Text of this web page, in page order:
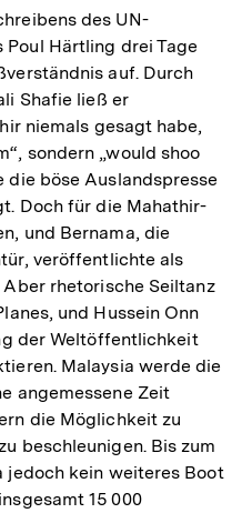
des UN-
Härtling drei Tage
auf. Durch
Shafie ließ er
niemals gesagt habe,
sondern „would shoo
die böse Auslandspresse
Doch für die Mahathir-
und Bernama, die
veröffentlichte als
rhetorische Seiltanz
und Hussein Onn
der Weltöffentlichkeit
Malaysia werde die
angemessene Zeit
die Möglichkeit zu
beschleunigen. Bis zum
jedoch kein weiteres Boot
15 000